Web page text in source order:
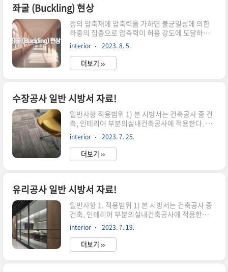
재의 확산을 방지해 주는 하용(3) 다양한 색깔과 미
려도를 가진 상도용으로 되어 있고, 바니쉬와 페인
트의 두 종류를 가진 발포성 난연 도료이다.- 장화
성이 우수하여 얇은 도막으로 강력한 난연 성능을
나타낸다.- 외부의 충격과 마모에 훌륭한 저항력이
있어야 한다- 농축된 산이나 알칼리 등 대부분의 화
학물질과 오염에도 매우..
좌굴 (Buckling) 현상
정의 압축재에 압축력을 가하면 불균일성에 의한
하중의 집중으로 압축력이 허용 강도에 도달하기
전에휨 모멘트에 의해 미리 휘어져 파괴되는 현
상 개념도 (오일러 공식) 좌굴의 종류압축좌굴
(Compressive Buckling) · 기둥의 압축력 작용
위치 또는 기둥재의 결함 등에 의하여 발생하는 좌
좌굴을 기준· 다른 상태일 때는 좌굴을 고려하여
재료 길이를 산정 국부좌굴 (Local Buckling) ·
판재의 및 형강과 같이 같은 부재에서 두께에 비하
여 폭이 넓을 경우 부재 전체가 좌굴 하기 전에 부
재의 구성재 일부가 먼저 좌굴을 일으키는 현상·
폭 두께의 비가 일정한도 이내에 있도록 부재를
제..
interior 2023. 8. 5.
더보기 ››
수장공사 일반 시방서 자료!
일반사항 적용범위 1) 본 시방서는 건축공사 중 건
축, 인테리어 부분의실내건축공사에 적용한다. 2)
비닐타일, 카펫, FLOORING 등 관련된 수장공사의
품질 등을 확보하기 위한 최소의 준으로시공 전 관
련된 자재공급원, 샘플시공, 시공 상세도면 및시공
계획서들을 작성하여 공사 감독자의승인을 득하여
지시에 의한다. 정의 수장공사는 다음 사항에 적용
한다. 1) 비닐타일 2)카펫트 3) FLOORING 일반사
항 1) 내장재료는 미리 견본품을 제출하여 재질,형
상, 치수, 색깔 및 마무리 등에 대하여감독원의 승
인을 받는다.한국공업규격에 있는 것은 이에 적합
한것으로 한다. 2) 내장재료의 종류, 형상, 치수 및
제조자를지..
interior 2023. 7. 25.
더보기 ››
유리공사 일반 시방서 자료!
일반사항 1. 적용범위 1) 본 시방서는 건축공사 중
건축, 인테리어 부분의실내건축공사에 적용한
다. 2) 본 시방서는 유리제품으로서 투시, 치장, 채
광, 반사,단열 등을 주목적으로 하여 다른 부재에
붙여대는공사 또는 거울공사 등에 대하여 품질을
확보하기 위한최소의 기준으로 시공 전 관련된 자
interior 2023. 7. 19.
더보기 ››